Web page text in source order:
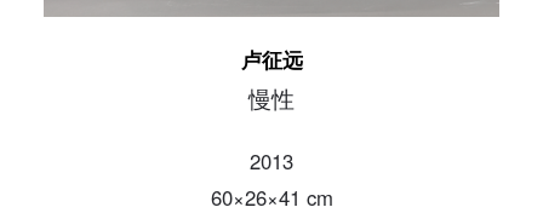
卢征远
慢性
2013
60×26×41 cm